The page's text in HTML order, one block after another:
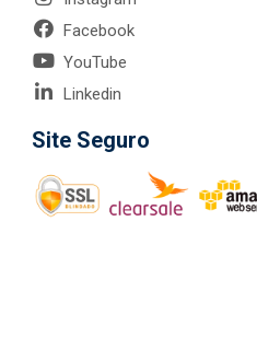
Facebook
YouTube
Linkedin
Site Seguro